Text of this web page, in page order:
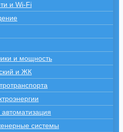
и Wi-Fi
и мощность
и ЖК
системы